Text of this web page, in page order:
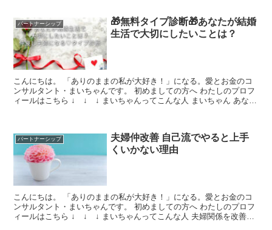
パートナーシップ
🎁無料タイプ診断🎁あなたが結婚
生活で大切にしたいことは？
こんにちは。 「ありのままの私が大好き！」になる。愛とお金のコ
ンサルタント・まいちゃんです。 初めましての方へ わたしのプロフ
ィールはこちら ↓ ↓ ↓ まいちゃんってこんな人 まいちゃん あなた
パートナーシップ
夫婦仲改善 自己流でやると上手
くいかない理由
こんにちは。 「ありのままの私が大好き！」になる。愛とお金のコ
ンサルタント・まいちゃんです。 初めましての方へ わたしのプロフ
ィールはこちら ↓ ↓ ↓ まいちゃんってこんな人 夫婦関係を改善す